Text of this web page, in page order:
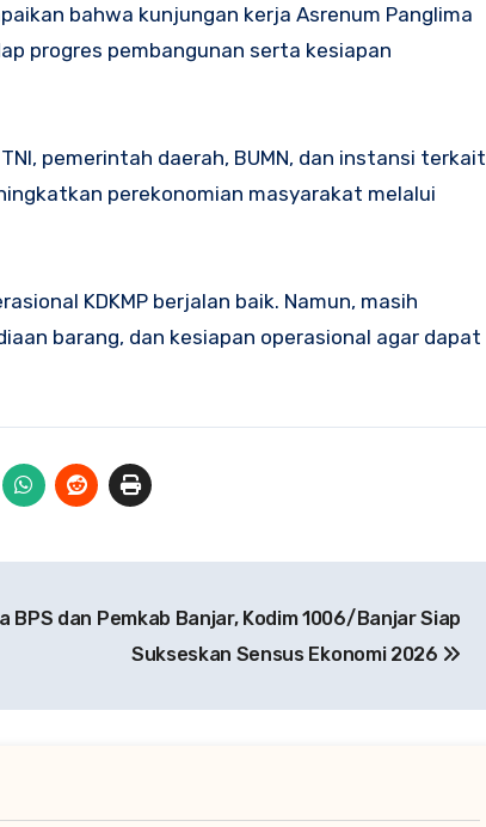
bahwa kunjungan kerja Asrenum Panglima
progres pembangunan serta kesiapan
pemerintah daerah, BUMN, dan instansi terkait
perekonomian masyarakat melalui
KDKMP berjalan baik. Namun, masih
barang, dan kesiapan operasional agar dapat
BPS dan Pemkab Banjar, Kodim 1006/Banjar Siap
Sukseskan Sensus Ekonomi 2026